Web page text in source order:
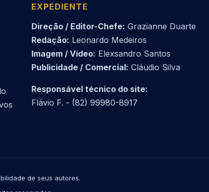
EXPEDIENTE
Direção / Editor-Chefe: Grazianne Duarte
Redação: Leonardo Medeiros
Imagem / Vídeo: Elexsandro Santos
Publicidade / Comercial: Cláudio Silva
Responsável técnico do site:
Flávio F. - (82) 99980-8917
de seus autores.